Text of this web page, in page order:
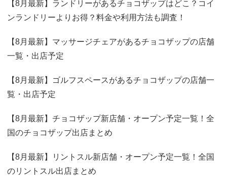
【8月最新】ランドリーがあるチョコザップはどこ？コイ
ンランドリーよりお得？料金や利用方法も調査！
【8月最新】マッサージチェアがあるチョコザップの店舗
一覧・出店予定
【8月最新】ゴルフスペースがあるチョコザップの店舗一
覧・出店予定
【8月最新】チョコザップ新店舗・オープン予定一覧！全
国のチョコザップ出店まとめ
【8月最新】リントスル新店舗・オープン予定一覧！全国
のリントスル出店まとめ